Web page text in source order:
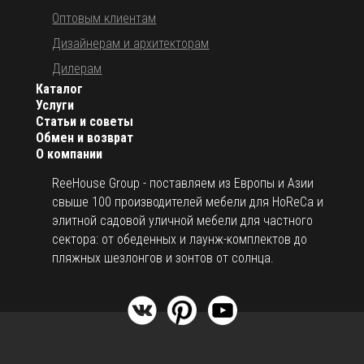
О компании
ReeHouse Group - поставляем из Европы и Азии
свыше 100 производителей мебели для HoReCa и
элитной садовой уличной мебели для частного
сектора: от обеденных и лаунж-комплектов до
пляжных шезлонгов и зонтов от солнца.
Каталог
Услуги
Статьи и советы
Обмен и возврат
Оптовым клиентам
Дизайнерам и архитекторам
Дилерам